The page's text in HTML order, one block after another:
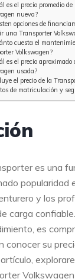
es el precio promedio
nueva?
opciones de
una Transporter
cuesta el
Volkswagen?
es el precio
usada?
el precio de la
de matriculación y
es una
popularidad
y los
carga
es
conocer su